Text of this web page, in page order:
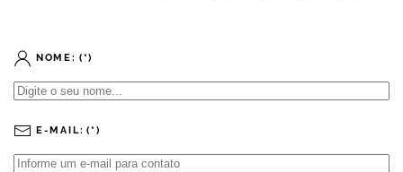
NOME: (*)
E-MAIL: (*)